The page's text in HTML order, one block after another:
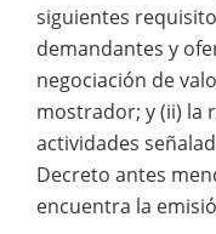
siguientes
demandantes y
negociación de
mostrador; y (ii) la
actividades
Decreto antes
encuentra la